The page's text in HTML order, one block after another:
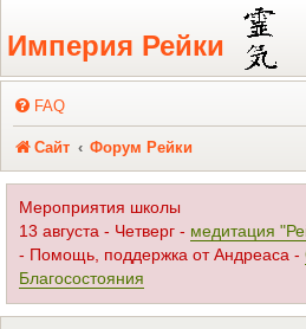
Регистрация
Империя Рейки
FAQ
Сайт Форум Рейки
Мероприятия школы
13 августа - Четверг - медитация
- Помощь, поддержка от Андреаса -
Благосостояния